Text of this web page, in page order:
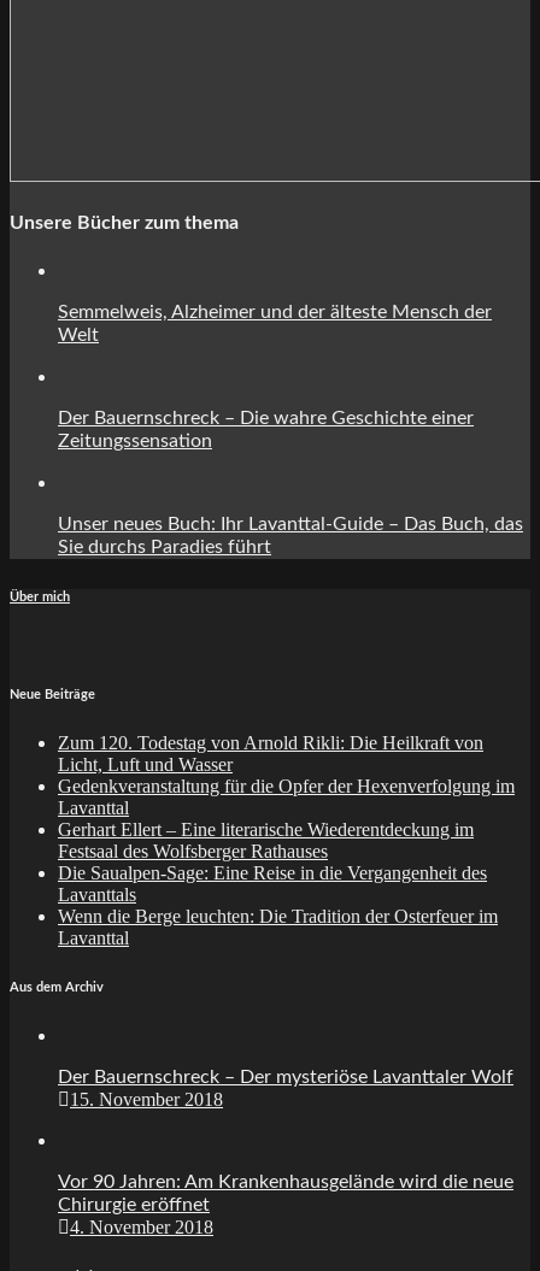
Unsere Bücher zum thema
Semmelweis, Alzheimer und der älteste Mensch der
Welt
Der Bauernschreck – Die wahre Geschichte einer
Zeitungssensation
Unser neues Buch: Ihr Lavanttal-Guide – Das Buch, das
Sie durchs Paradies führt
Über mich
Neue Beiträge
Zum 120. Todestag von Arnold Rikli: Die Heilkraft von
Licht, Luft und Wasser
Gedenkveranstaltung für die Opfer der Hexenverfolgung im
Lavanttal
Gerhart Ellert – Eine literarische Wiederentdeckung im
Festsaal des Wolfsberger Rathauses
Die Saualpen-Sage: Eine Reise in die Vergangenheit des
Lavanttals
Wenn die Berge leuchten: Die Tradition der Osterfeuer im
Lavanttal
Aus dem Archiv
Der Bauernschreck – Der mysteriöse Lavanttaler Wolf
15. November 2018
Vor 90 Jahren: Am Krankenhausgelände wird die neue
Chirurgie eröffnet
4. November 2018